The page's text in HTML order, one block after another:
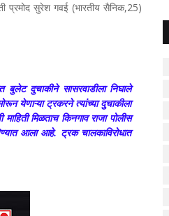
प्रमोद सुरेश गवई (भारतीय सैनिक,25)
दुचाकीने सासरवाडीला निघाले
येणाऱ्या ट्रकरने त्यांच्या दुचाकीला
मिळताच किनगाव राजा पोलीस
आला आहे. ट्रक चालकाविरोधात